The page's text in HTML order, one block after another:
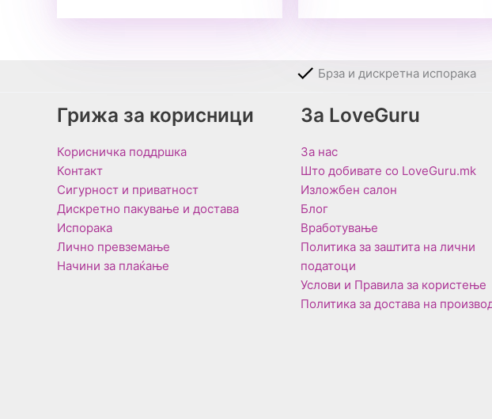
Брза и дискретна испорака
Грижа за корисници
Корисничка поддршка
Контакт
Сигурност и приватност
Дискретно пакување и достава
Испорака
Лично превземање
Начини за плаќање
За LoveGuru
За нас
Што добивате со LoveGuru.mk
Изложбен салон
Блог
Вработување
Политика за заштита на лични
податоци
Услови и Правила за користење
Политика за достава на